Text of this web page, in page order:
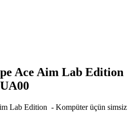
Ace Aim Lab Edition
Lab Edition - Kompüter üçün simsiz